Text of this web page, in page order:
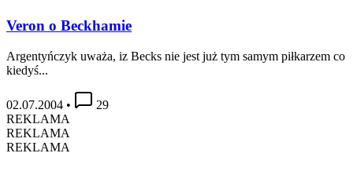
Veron o Beckhamie
Argentyńczyk uważa, iz Becks nie jest już tym samym piłkarzem co
kiedyś...
02.07.2004 •
29
REKLAMA
REKLAMA
REKLAMA